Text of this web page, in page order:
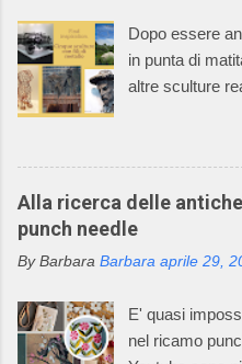
diventata
diminuita” e il
affascinato
capi
macchinari,
singolo pezzo
desiderata e
quale tagliare
Dopo essere
in punta di
altre sculture
diventare
può non partire
un elemento
elevata. L’uso
aventi valore
dalle civiltà più
Alla ricerca delle
punch needle
By Barbara Barbara aprile 29,
E' quasi
nel ricamo